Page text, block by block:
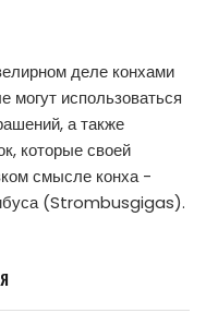
деле конхами
использоваться
а также
которые своей
смысле конха -
(Strombusgigas).